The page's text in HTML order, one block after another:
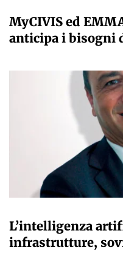
MyCIVIS ed
anticipa i bisogni
L’intelligenza
infrastrutture,